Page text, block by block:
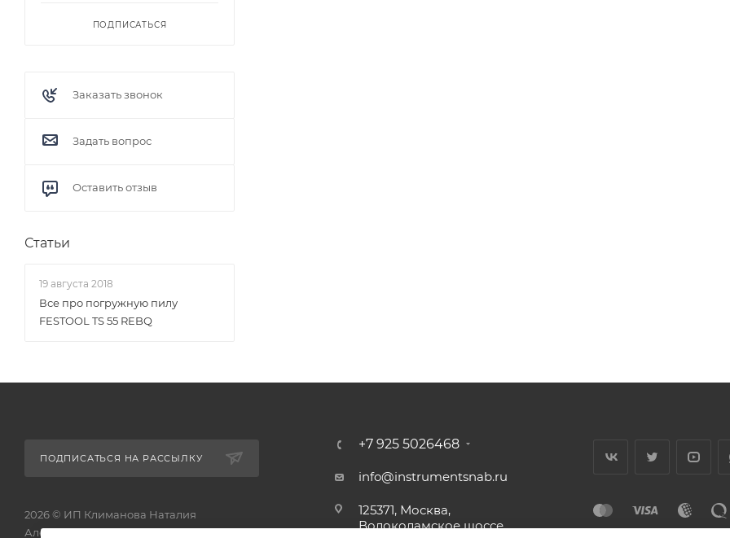
ПОДПИСАТЬСЯ
Заказать звонок
Задать вопрос
Оставить отзыв
Статьи
19 августа 2018
Все про погружную пилу
FESTOOL TS 55 REBQ
ПОДПИСАТЬСЯ НА РАССЫЛКУ
2026 © ИП Климанова Наталия
Александровна - интернет-магазин
+7 925 5026468
info@instrumentsnab.ru
125371, Москва,
Волоколамское шоссе,